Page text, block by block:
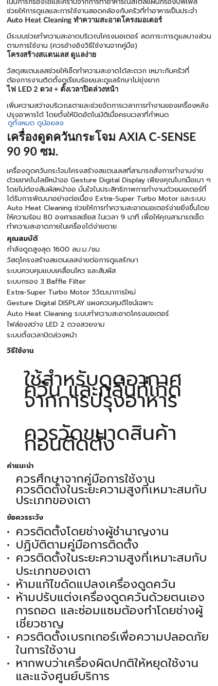
ช่วยให้การดูแลและการใช้งานสอดคล้องกับครัวที่ทำอาหารเป็นประจำ
Auto Heat Cleaning ทำความสะอาดโครงมอเตอร์
มีระบบช่วยทำความสะอาดบริเวณโครงมอเตอร์ ลดภาระการดูแลบางส่วน
ตามการใช้งาน (ควรอ้างอิงวิธีใช้งานจากคู่มือ)
โครงสร้างสแตนเลส ดูแลง่าย
วัสดุสแตนเลสช่วยให้เช็ดทำความสะอาดได้สะดวก เหมาะกับครัวที่
ต้องการงานติดตั้งดูเรียบร้อยและดูแลรักษาไม่ยุ่งยาก
ไฟ LED 2 ดวง + ตั้งเวลาปิดล่วงหน้า
เพิ่มความสว่างบริเวณเตาและช่วยจัดการเวลาการทำงานของเครื่องหลัง
ปรุงอาหารได้ โดยตั้งให้ปิดอัตโนมัติเมื่อครบเวลาที่กำหนด
ดูทั้งหมด ดูน้อยลง
เครื่องดูดควันกระโจม AXIA C-SENSE
90 90 ซม.
เครื่องดูดควันกระโจมโครงสร้างสแตนเลสที่สามารถสั่งการทำงานง่าย
ด้วยเทคโนโลยีหน้าจอ Gesture Digital Display เพียงคุณโบกมือเบา ๆ
โดยไม่ต้องสัมผัสหน้าจอ มั่นใจในประสิทธิภาพการทำงานด้วยมอเตอร์ที่
ได้รับการพัฒนาอย่างต่อเนื่อง Extra-Super Turbo Motor และระบบ
Auto Heat Cleaning ช่วยให้การทำความสะอาดมอเตอร์ง่ายยิ่งขึ้นโดย
ให้ความร้อน 80 องศาเซลเซียส ในเวลา 9 นาที เพื่อให้คุณสามารถเช็ด
ทำความสะอาดภายในเครื่องได้ง่ายดาย
คุณสมบัติ
กำลังดูดสูงสุด 1600 ลบ.ม./ชม.
วัสดุโครงสร้างสแตนเลสง่ายต่อการดูแลรักษา
ระบบควบคุมแบบเคลื่อนไหว และสัมผัส
ระบบกรอง 3 Baffle Filter
Extra-Super Turbo Motor วิวัฒนาการใหม่
Gesture Digital DISPLAY แผงควบคุมดีไซน์เฉพาะ
Auto Heat Cleaning ระบบทำความสะอาดโครงมอเตอร์
ไฟส่องสว่าง LED 2 ดวงสวยงาม
ระบบตั้งเวลาปิดล่วงหน้า
วิธีใช้งาน
ใช้สำหรับดูดอากาศ
ควัน และกลิ่นที่เกิด
จากการปรุงอาหาร
ควรวัดขนาดสินค้า
ก่อนติดตั้ง
คำแนะนำ
ควรศึกษาจากคู่มือการใช้งาน
ควรติดตั้งในระยะความสูงที่เหมาะสมกับ
ประเภทของเตา
ข้อควรระวัง
ควรติดตั้งโดยช่างผู้ชำนาญงาน
ปฏิบัติตามคู่มือการติดตั้ง
ควรติดตั้งในระยะความสูงที่เหมาะสมกับ
ประเภทของเตา
ห้ามแก้ไขดัดแปลงเครื่องดูดควัน
ห้ามปรับแต่งเครื่องดูดควันด้วยตนเอง
การถอด และซ่อมแซมต้องทำโดยช่างผู้
เชี่ยวชาญ
ควรติดตั้งเบรกเกอร์เพื่อความปลอดภัย
ในการใช้งาน
หากพบว่าเครื่องผิดปกติให้หยุดใช้งาน
และแจ้งศูนย์บริการ